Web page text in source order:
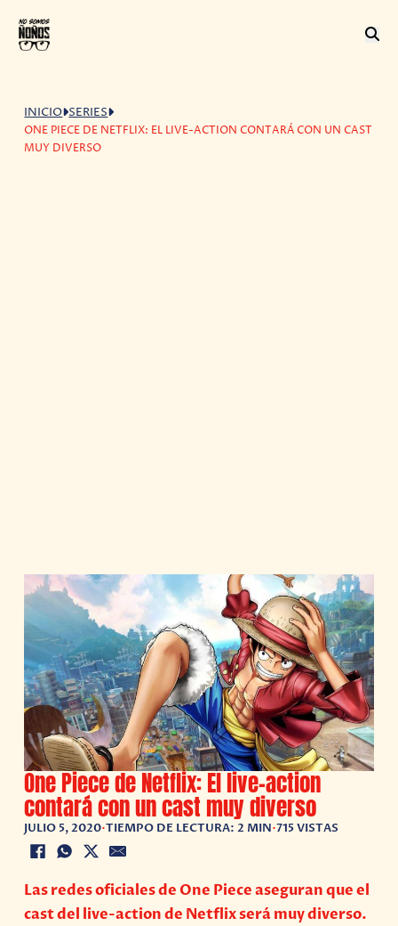
INICIO SERIES
ONE PIECE DE NETFLIX: EL LIVE-ACTION CONTARÁ CON UN CAST
MUY DIVERSO
One Piece de Netflix: El live-action
contará con un cast muy diverso
JULIO 5, 2020•TIEMPO DE LECTURA: 2 MIN•715 VISTAS
Las redes oficiales de One Piece aseguran que el
cast del live-action de Netflix será muy diverso.